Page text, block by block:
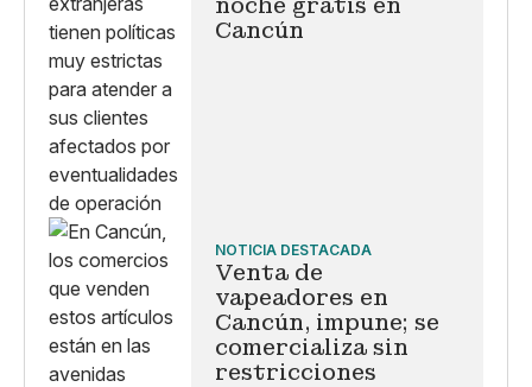
Cancún
NOTICIA DESTACADA
Venta de
vapeadores en
Cancún, impune; se
comercializa sin
restricciones